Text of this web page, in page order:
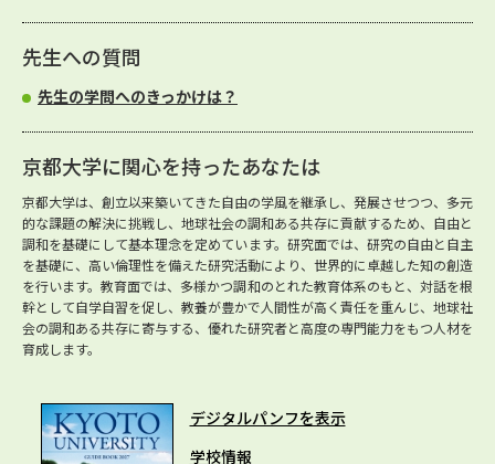
先生への質問
先生の学問へのきっかけは？
京都大学に関心を持ったあなたは
京都大学は、創立以来築いてきた自由の学風を継承し、発展させつつ、多元
的な課題の解決に挑戦し、地球社会の調和ある共存に貢献するため、自由と
調和を基礎にして基本理念を定めています。研究面では、研究の自由と自主
を基礎に、高い倫理性を備えた研究活動により、世界的に卓越した知の創造
を行います。教育面では、多様かつ調和のとれた教育体系のもと、対話を根
幹として自学自習を促し、教養が豊かで人間性が高く責任を重んじ、地球社
会の調和ある共存に寄与する、優れた研究者と高度の専門能力をもつ人材を
育成します。
デジタルパンフを表示
学校情報